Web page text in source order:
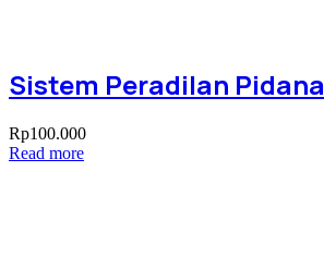
Sistem Peradilan Pidana
Rp100.000
Read more